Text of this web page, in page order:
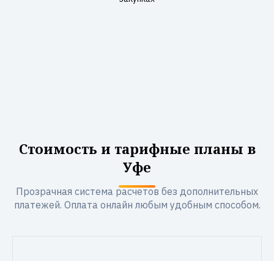
Стоимость и тарифные планы в
Уфе
Прозрачная система расчетов без дополнительных
платежей. Оплата онлайн любым удобным способом.